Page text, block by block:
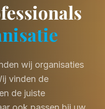
wij organisaties
vinden de
de juiste